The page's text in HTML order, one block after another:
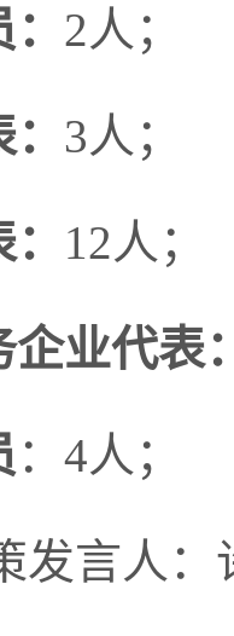
2人；
3人；
12人；
企业代表
：4人；
发言人